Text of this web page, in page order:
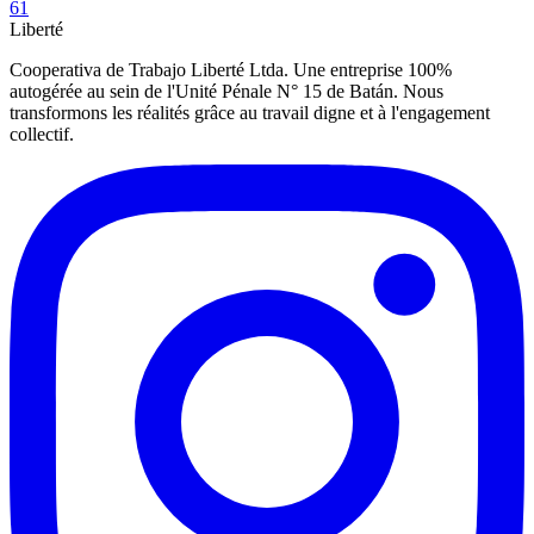
61
Liberté
Cooperativa de Trabajo Liberté Ltda. Une entreprise 100%
autogérée au sein de l'Unité Pénale N° 15 de Batán. Nous
transformons les réalités grâce au travail digne et à l'engagement
collectif.